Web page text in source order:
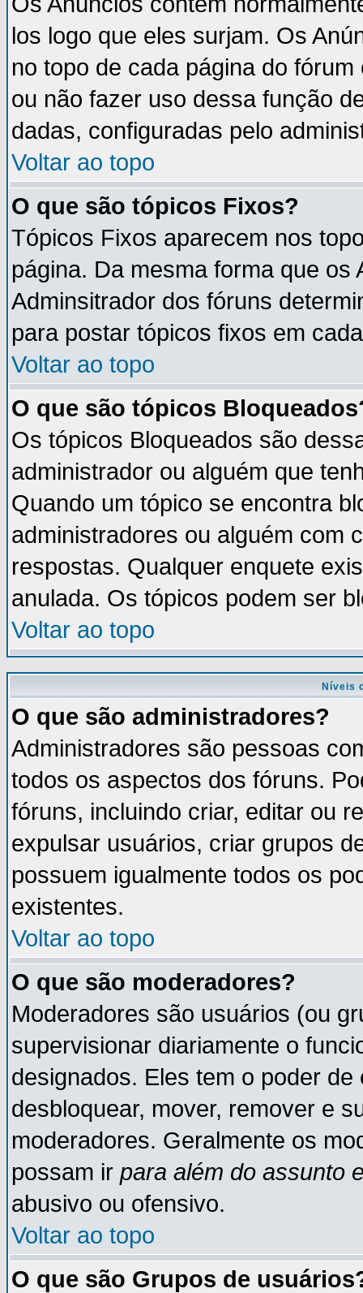
los logo que eles surjam. Os
no topo de cada página do
ou não fazer uso dessa função
dadas, configuradas pelo
Voltar ao topo
O que são tópicos Fixos?
Tópicos Fixos aparecem nos
página. Da mesma forma que os
Adminsitrador dos fóruns
para postar tópicos fixos em
Voltar ao topo
O que são tópicos
Os tópicos Bloqueados são
administrador ou alguém que
Quando um tópico se encontra
administradores ou alguém com
respostas. Qualquer enquete
anulada. Os tópicos podem ser
Voltar ao topo
Níveis
O que são administradores?
Administradores são pessoas
todos os aspectos dos fóruns.
fóruns, incluindo criar, editar ou
expulsar usuários, criar grupos
possuem igualmente todos os
existentes.
Voltar ao topo
O que são moderadores?
Moderadores são usuários (ou
supervisionar diariamente o
designados. Eles tem o poder
desbloquear, mover, remover e
moderadores. Geralmente os
possam ir para além do assunto
abusivo ou ofensivo.
Voltar ao topo
O que são Grupos de